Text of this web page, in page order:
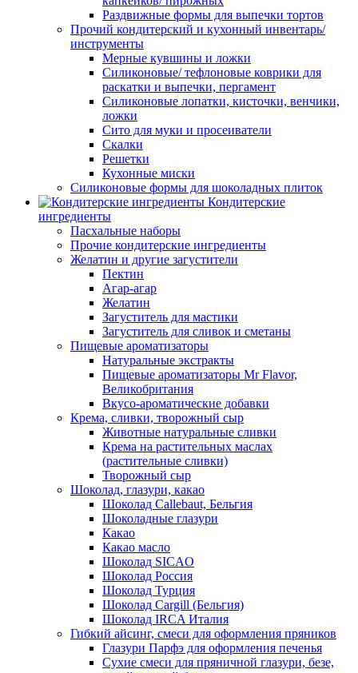
Раздвижные формы для выпечки тортов
Прочий кондитерский и кухонный инвентарь/
инструменты
Мерные кувшины и ложки
Силиконовые/ тефлоновые коврики для
раскатки и выпечки, пергамент
Силиконовые лопатки, кисточки, венчики,
ложки
Сито для муки и просеиватели
Скалки
Решетки
Кухонные миски
Силиконовые формы для шоколадных плиток
Кондитерские
ингредиенты
Пасхальные наборы
Прочие кондитерские ингредиенты
Желатин и другие загустители
Пектин
Агар-агар
Желатин
Загуститель для мастики
Загуститель для сливок и сметаны
Пищевые ароматизаторы
Натуральные экстракты
Пищевые ароматизаторы Mr Flavor,
Великобритания
Вкусо-ароматические добавки
Крема, сливки, творожный сыр
Животные натуральные сливки
Крема на растительных маслах
(растительные сливки)
Творожный сыр
Шоколад, глазури, какао
Шоколад Callebaut, Бельгия
Шоколадные глазури
Какао
Какао масло
Шоколад SICAO
Шоколад Россия
Шоколад Турция
Шоколад Cargill (Бельгия)
Шоколад IRCA Италия
Гибкий айсинг, смеси для оформления пряников
Глазури Парфэ для оформления печенья
Сухие смеси для пряничной глазури, безе,